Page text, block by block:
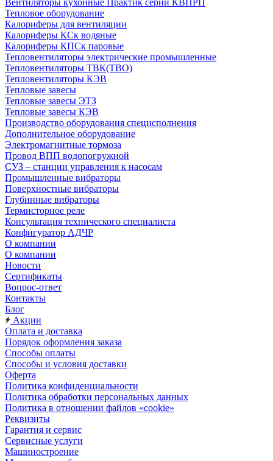
Вентиляторы кухонные Практик серии КВПРП
Тепловое оборудование
Калориферы для вентиляции
Калориферы КСк водяные
Калориферы КПСк паровые
Тепловентиляторы электрические промышленные
Тепловентиляторы ТВК(ТВО)
Тепловентиляторы КЭВ
Тепловые завесы
Тепловые завесы ЭТЗ
Тепловые завесы КЭВ
Производство оборудования специсполнения
Дополнительное оборудование
Электромагнитные тормоза
Провод ВПП водопогружной
СУЗ – станции управления к насосам
Промышленные вибраторы
Поверхностные вибраторы
Глубинные вибраторы
Термисторное реле
Консультация технического специалиста
Конфигуратор АДЧР
О компании
О компании
Новости
Сертификаты
Вопрос-ответ
Контакты
Блог
Акции
Оплата и доставка
Порядок оформления заказа
Способы оплаты
Способы и условия доставки
Оферта
Политика конфиденциальности
Политика обработки персональных данных
Политика в отношении файлов «cookie»
Реквизиты
Гарантия и сервис
Сервисные услуги
Машиностроение